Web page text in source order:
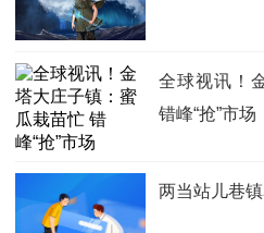
全球视讯！
错峰“抢”市场
两当站儿巷